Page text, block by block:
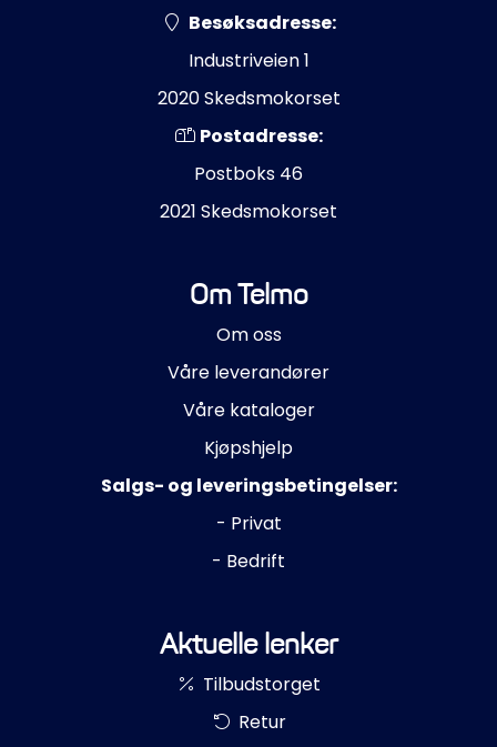
Besøksadresse:
Industriveien 1
2020 Skedsmokorset
Postadresse:
Postboks 46
2021 Skedsmokorset
Om Telmo
Om oss
Våre leverandører
Våre kataloger
Kjøpshjelp
Salgs- og leveringsbetingelser:
- Privat
- Bedrift
Aktuelle lenker
Tilbudstorget
Retur